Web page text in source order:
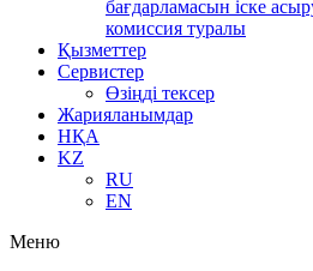
бағдарламасын іске
комиссия туралы
Қызметтер
Сервистер
Өзіңді тексер
Жарияланымдар
НҚА
KZ
RU
EN
Меню